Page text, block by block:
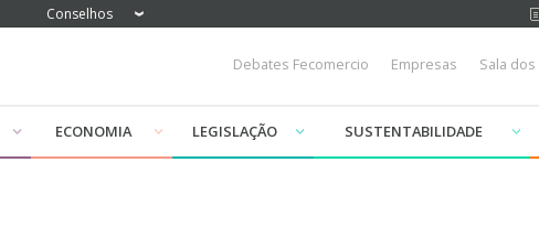
Conselhos
Debates Fecomercio Empresas Sala
ECONOMIA LEGISLAÇÃO SUSTENTABILIDADE